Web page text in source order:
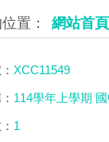
網站首頁
XCC11549
114學年上學期
1